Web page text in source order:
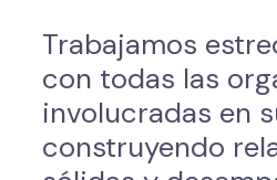
Trabajamos
con todas las
involucradas en
construyendo